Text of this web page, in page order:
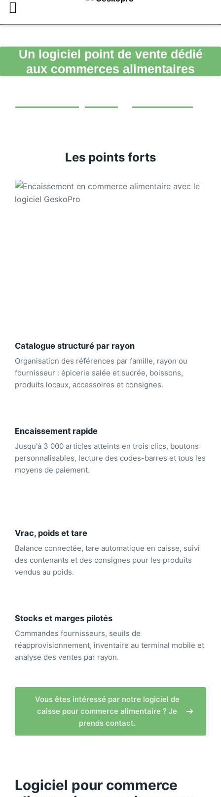
Un logiciel point de vente dédié
aux commerces alimentaires
Les points forts
Catalogue structuré par rayon
Organisation des références par famille, rayon ou
fournisseur : épicerie salée et sucrée, boissons,
produits locaux, accessoires et consignes.
Encaissement rapide
Jusqu'à 3 000 articles atteints en trois clics, boutons
personnalisables, lecture des codes-barres et tous les
moyens de paiement.
Vrac, poids et tare
Balance connectée, tare automatique en caisse, suivi
des contenants et des consignes pour les produits
vendus au poids.
Stocks et marges pilotés
Commandes fournisseurs, seuils de
réapprovisionnement, inventaire au terminal mobile et
analyse des ventes par rayon.
Vous êtes intéressé par notre logiciel de
caisse pour commerce alimentaire ? Je
prends contact.
Logiciel pour commerce